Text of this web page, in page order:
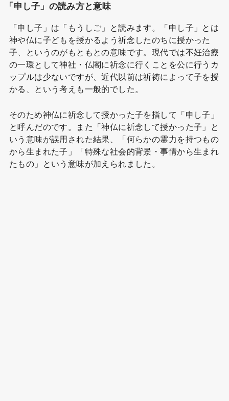
「申し子」の読み方と意味
「申し子」は「もうしご」と読みます。「申し子」とは
神や仏に子どもを授かるよう祈念したのちに授かった
子、というのがもともとの意味です。現代では不妊治療
の一環として神社・仏閣に祈念に行くことを公に行うカ
ップルは少ないですが、近代以前は祈祷によって子を授
かる、という考えも一般的でした。
そのため神仏に祈念して授かった子を指して「申し子」
と呼んだのです。また「神仏に祈念して授かった子」と
いう意味が誤用された結果、「何らかの霊力を持つもの
から生まれた子」「特殊な社会的背景・事情から生まれ
たもの」という意味が加えられました。